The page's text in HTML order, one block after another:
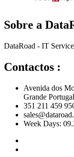
Sobre a
DataRoad - IT
Contactos :
Avenida dos
Grande Portugal
351 211 459
Week Days: